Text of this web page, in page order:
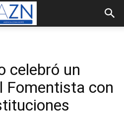
celebró un
Fomentista con